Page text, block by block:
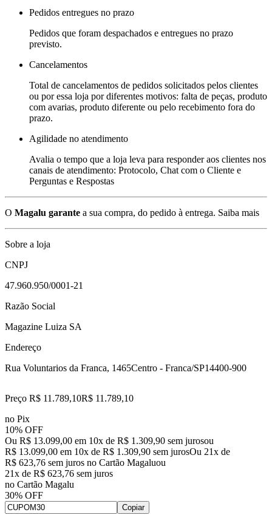
Pedidos entregues no prazo
Pedidos que foram despachados e entregues no prazo
previsto.
Cancelamentos
Total de cancelamentos de pedidos solicitados pelos clientes
ou por essa loja por diferentes motivos: falta de peças, produto
com avarias, produto diferente ou pelo recebimento fora do
prazo.
Agilidade no atendimento
Avalia o tempo que a loja leva para responder aos clientes nos
canais de atendimento: Protocolo, Chat com o Cliente e
Perguntas e Respostas
O Magalu garante a sua compra, do pedido à entrega. Saiba mais
Sobre a loja
CNPJ
47.960.950/0001-21
Razão Social
Magazine Luiza SA
Endereço
Rua Voluntarios da Franca, 1465Centro - Franca/SP14400-900
Preço R$ 11.789,10R$ 11.789,10
no Pix
10% OFF
Ou R$ 13.099,00 em 10x de R$ 1.309,90 sem jurosou
R$ 13.099,00 em 10x de R$ 1.309,90 sem jurosOu 21x de
R$ 623,76 sem juros no Cartão Magaluou
21x de R$ 623,76 sem juros
no Cartão Magalu
30% OFF
Copiar